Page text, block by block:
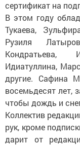
сертификат на
В этом году
Тукаева,
Рузиля
Кондратьева,
Идиатуллина,
другие. Сафина
восемьдесят лет,
чтобы дождь и
Коллектив
рук, кроме
дарит от